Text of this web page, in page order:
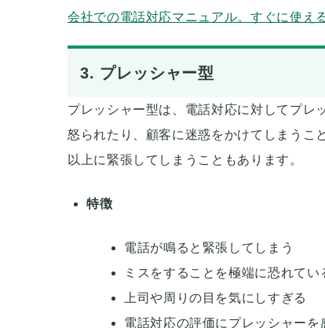
会社での電話対応マニュアル。すぐに使え
3. プレッシャー型
プレッシャー型は、電話対応に対してプレ
怒られたり、顧客に迷惑をかけてしまうこ
以上に緊張してしまうこともあります。
特徴
電話が鳴ると緊張してしまう
ミスをすることを極端に恐れてい
上司や周りの目を気にしすぎる
電話対応の評価にプレッシャーを